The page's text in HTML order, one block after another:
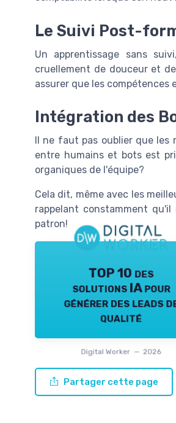
Le Suivi Post-
Un apprentissage sans
cruellement de douceur et
assurer que les compétences
Intégration des
Il ne faut pas oublier que les
entre humains et bots est
organiques de l'équipe?
Cela dit, même avec les
rappelant constamment
patron!
TOP 10 des
solutions IA pour
générer des leads
qualité
Digital Worker — 2026
Partager cette page